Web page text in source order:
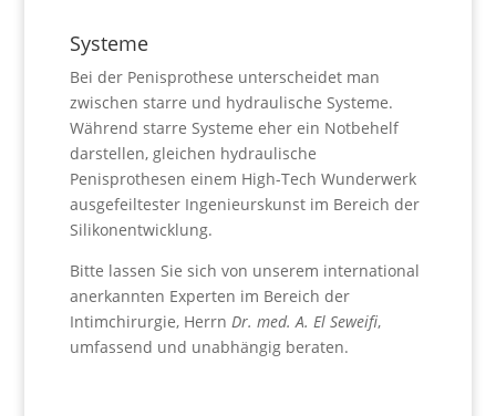
Systeme
Bei der Penisprothese unterscheidet man
zwischen starre und hydraulische Systeme.
Während starre Systeme eher ein Notbehelf
darstellen, gleichen hydraulische
Penisprothesen einem High-Tech Wunderwerk
ausgefeiltester Ingenieurskunst im Bereich der
Silikonentwicklung.
Bitte lassen Sie sich von unserem international
anerkannten Experten im Bereich der
Intimchirurgie, Herrn Dr. med. A. El Seweifi,
umfassend und unabhängig beraten.